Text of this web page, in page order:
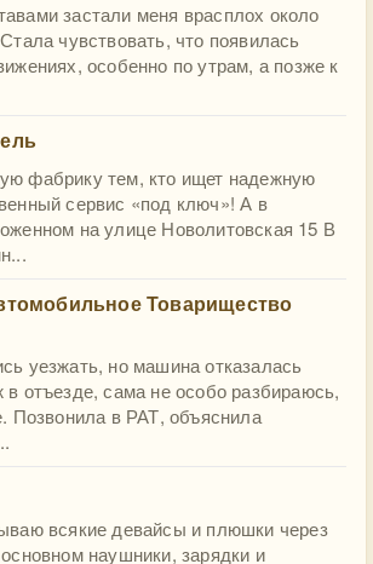
застали меня врасплох около
чувствовать, что появилась
особенно по утрам, а позже к
фабрику тем, кто ищет надежную
сервис «под ключ»! А в
на улице Новолитовская 15 В
Товарищество
уезжать, но машина отказалась
отъезде, сама не особо разбираюсь,
Позвонила в РАТ, объяснила
всякие девайсы и плюшки через
наушники, зарядки и